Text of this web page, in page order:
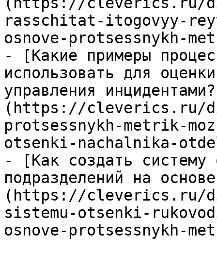
rasschitat-itogovyy-
osnove-protsessnykh-
- [Какие примеры
использовать для
управления
(https://cleverics.ru/
protsessnykh-metrik-
otsenki-nachalnika-
- [Как создать систему
подразделений на
(https://cleverics.ru/
sistemu-otsenki-
osnove-protsessnykh-